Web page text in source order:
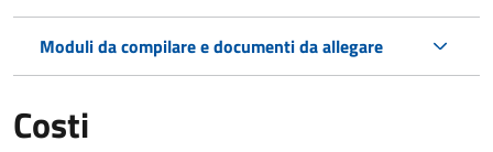
Moduli da compilare e documenti da allegare
Costi